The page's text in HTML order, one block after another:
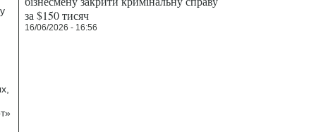
за $150 тисяч
16/06/2026 - 16:56